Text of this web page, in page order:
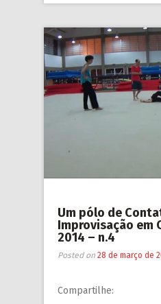
Um pólo de
Improvisação em
2014 – n.4
Posted on 28 de março de
Compartilhe: